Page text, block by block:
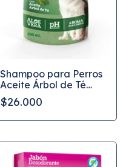
Shampoo para Perros
Aceite Árbol de Té
CanAmor 230 ml
$26.000